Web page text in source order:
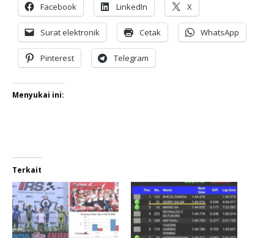
Facebook LinkedIn X
Surat elektronik Cetak WhatsApp
Pinterest Telegram
Menyukai ini:
Terkait